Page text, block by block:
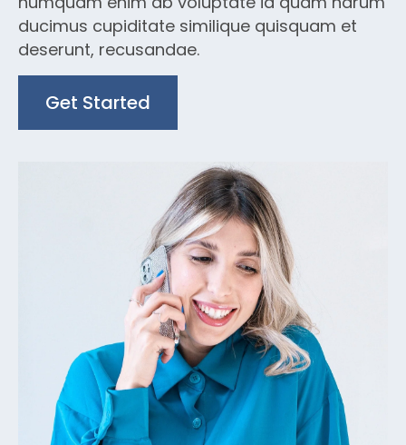
ducimus cupiditate similique quisquam et
deserunt, recusandae.
Get Started